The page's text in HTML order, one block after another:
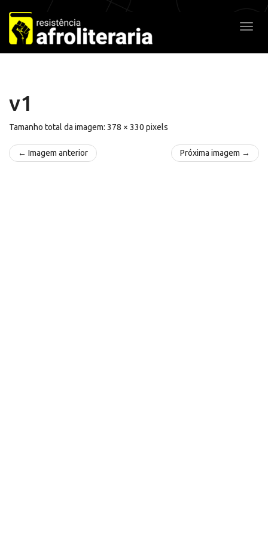
Pular
para
o
conteúdo
v1
Tamanho total da imagem: 378 × 330 pixels
← Imagem anterior Próxima imagem →